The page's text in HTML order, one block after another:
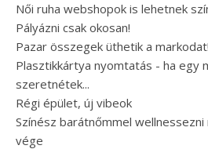
Női ruha webshopok is lehetnek
Pályázni csak okosan!
Pazar összegek üthetik a markodat!
Plasztikkártya nyomtatás - ha egy
szeretnétek...
Régi épület, új vibeok
Színész barátnőmmel
vége